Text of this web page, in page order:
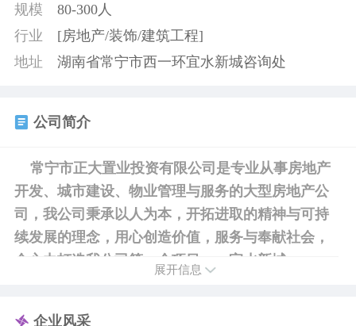
规模
80-300人
行业
[房地产/装饰/建筑工程]
地址
湖南省常宁市西一环宜水新城咨询处
公司简介
常宁市正大置业投资有限公司是专业从事房地产
开发、城市建设、物业管理与服务的大型房地产公
司，我公司秉承以人为本，开拓进取的精神与可持
续发展的理念，用心创造价值，服务与奉献社会，
全心力打造我公司第一个项目——宜水新城。
展开信息
企业风采